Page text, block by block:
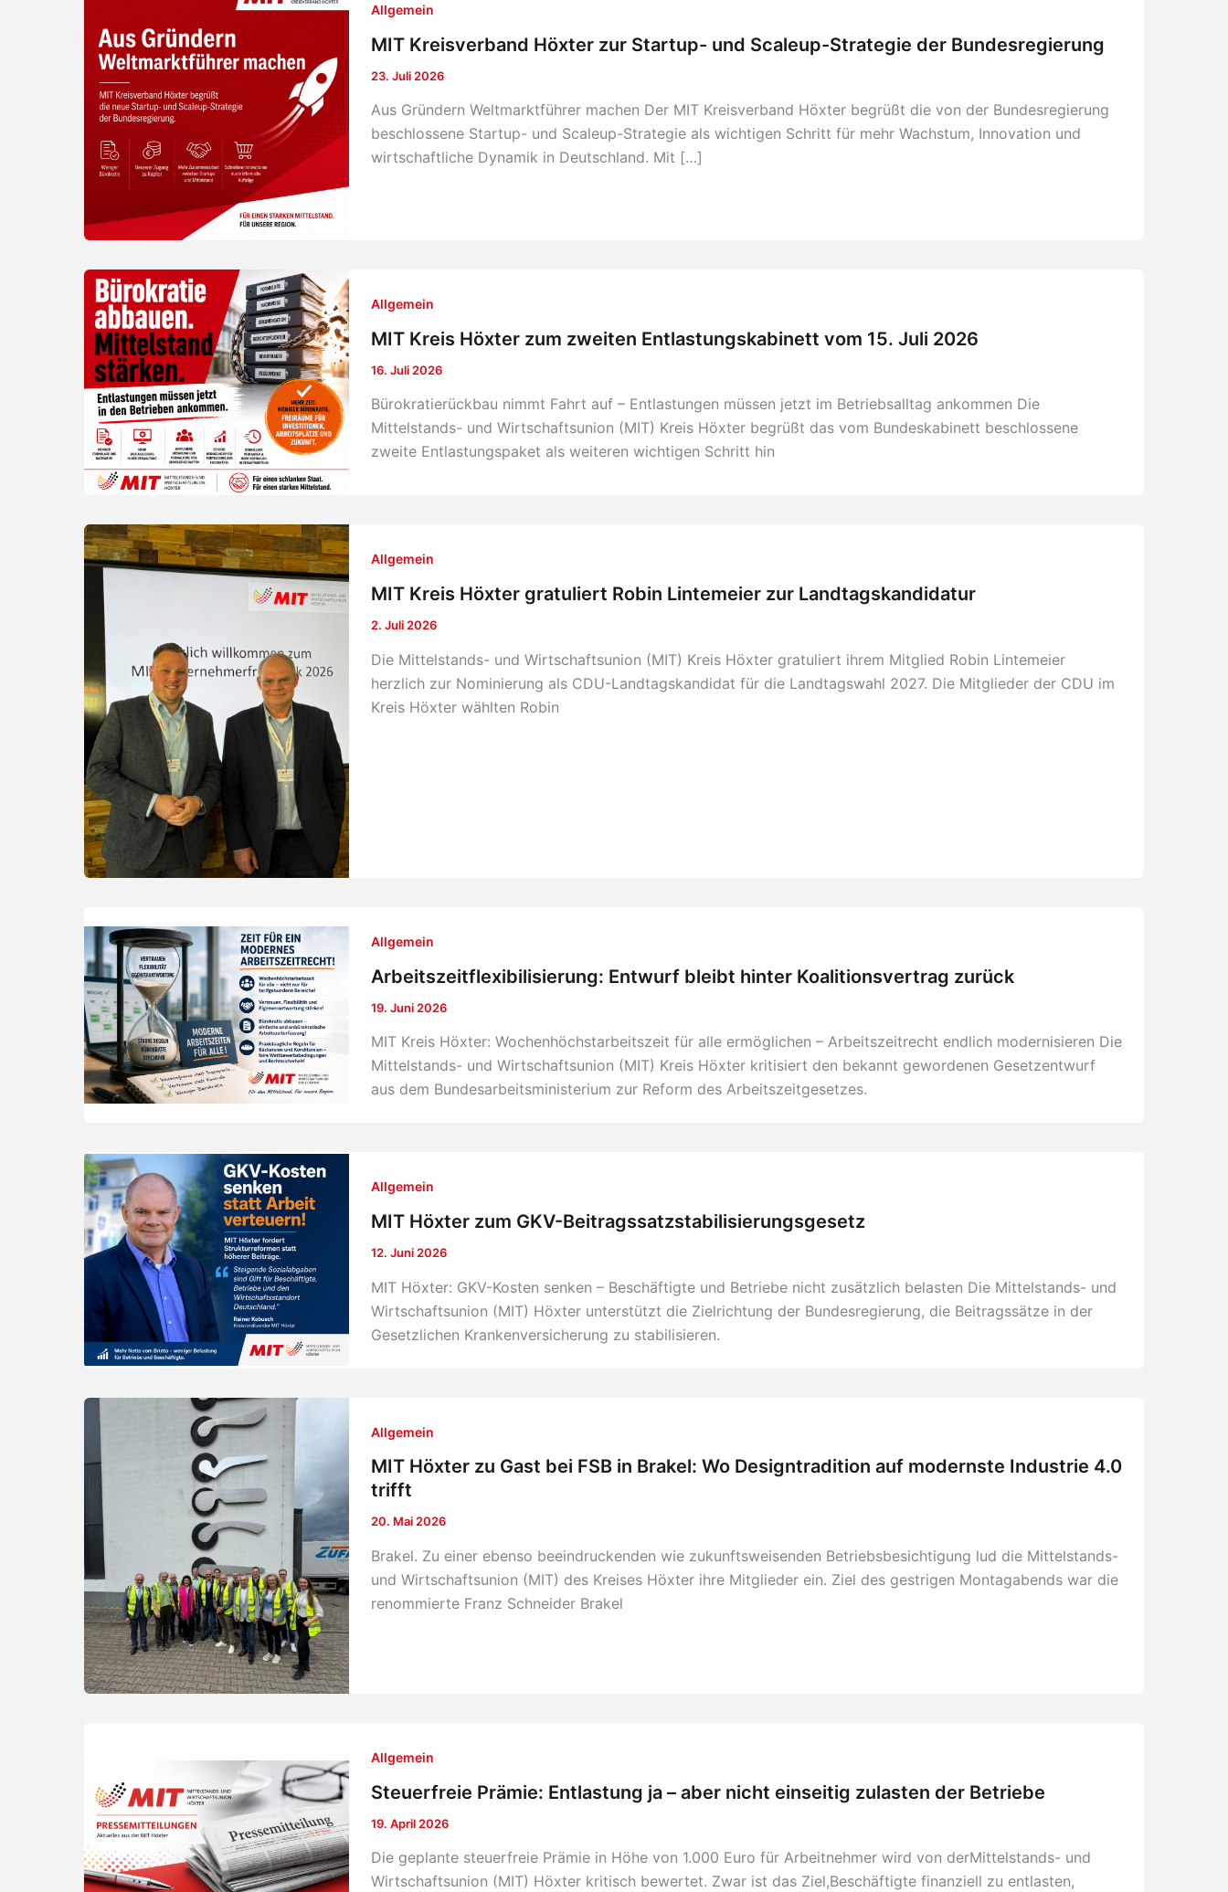
Allgemein
MIT Kreisverband Höxter zur Startup- und Scaleup-Strategie der Bundesregierung
23. Juli 2026
Aus Gründern Weltmarktführer machen Der MIT Kreisverband Höxter begrüßt die von der Bundesregierung
beschlossene Startup- und Scaleup-Strategie als wichtigen Schritt für mehr Wachstum, Innovation und
wirtschaftliche Dynamik in Deutschland. Mit […]
Allgemein
MIT Kreis Höxter zum zweiten Entlastungskabinett vom 15. Juli 2026
16. Juli 2026
Bürokratierückbau nimmt Fahrt auf – Entlastungen müssen jetzt im Betriebsalltag ankommen Die
Mittelstands- und Wirtschaftsunion (MIT) Kreis Höxter begrüßt das vom Bundeskabinett beschlossene
zweite Entlastungspaket als weiteren wichtigen Schritt hin
Allgemein
MIT Kreis Höxter gratuliert Robin Lintemeier zur Landtagskandidatur
2. Juli 2026
Die Mittelstands- und Wirtschaftsunion (MIT) Kreis Höxter gratuliert ihrem Mitglied Robin Lintemeier
herzlich zur Nominierung als CDU-Landtagskandidat für die Landtagswahl 2027. Die Mitglieder der CDU im
Kreis Höxter wählten Robin
Allgemein
Arbeitszeitflexibilisierung: Entwurf bleibt hinter Koalitionsvertrag zurück
19. Juni 2026
MIT Kreis Höxter: Wochenhöchstarbeitszeit für alle ermöglichen – Arbeitszeitrecht endlich modernisieren Die
Mittelstands- und Wirtschaftsunion (MIT) Kreis Höxter kritisiert den bekannt gewordenen Gesetzentwurf
aus dem Bundesarbeitsministerium zur Reform des Arbeitszeitgesetzes.
Allgemein
MIT Höxter zum GKV-Beitragssatzstabilisierungsgesetz
12. Juni 2026
MIT Höxter: GKV-Kosten senken – Beschäftigte und Betriebe nicht zusätzlich belasten Die Mittelstands- und
Wirtschaftsunion (MIT) Höxter unterstützt die Zielrichtung der Bundesregierung, die Beitragssätze in der
Gesetzlichen Krankenversicherung zu stabilisieren.
Allgemein
MIT Höxter zu Gast bei FSB in Brakel: Wo Designtradition auf modernste Industrie 4.0
trifft
20. Mai 2026
Brakel. Zu einer ebenso beeindruckenden wie zukunftsweisenden Betriebsbesichtigung lud die Mittelstands-
und Wirtschaftsunion (MIT) des Kreises Höxter ihre Mitglieder ein. Ziel des gestrigen Montagabends war die
renommierte Franz Schneider Brakel
Allgemein
Steuerfreie Prämie: Entlastung ja – aber nicht einseitig zulasten der Betriebe
19. April 2026
Die geplante steuerfreie Prämie in Höhe von 1.000 Euro für Arbeitnehmer wird von derMittelstands- und
Wirtschaftsunion (MIT) Höxter kritisch bewertet. Zwar ist das Ziel,Beschäftigte finanziell zu entlasten,